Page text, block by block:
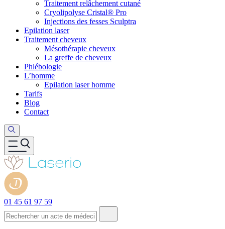
Traitement relâchement cutané
Cryolipolyse Cristal® Pro
Injections des fesses Sculptra
Epilation laser
Traitement cheveux
Mésothérapie cheveux
La greffe de cheveux
Phlébologie
L’homme
Epilation laser homme
Tarifs
Blog
Contact
01 45 61 97 59